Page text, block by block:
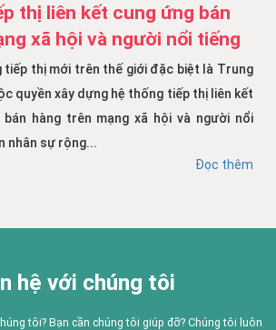
thị liên kết cung ứng bán
xã hội và người nổi tiếng
tiếp thị mới trên thế giới đặc biệt là Trung
quyền xây dựng hệ thống tiếp thị liên kết
hàng trên mạng xã hội và người nổi
nhân sự rộng...
Đọc thêm
hệ với chúng tôi
tôi? Bạn cần chúng tôi giúp đỡ? Chúng tôi luôn